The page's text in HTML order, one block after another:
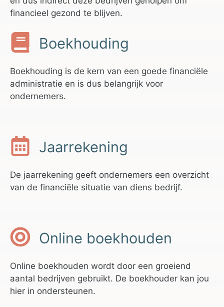
financieel gezond te blijven.
Boekhouding
Boekhouding is de kern van een goede financiële
administratie en is dus belangrijk voor
ondernemers.
Jaarrekening
De jaarrekening geeft ondernemers een overzicht
van de financiële situatie van diens bedrijf.
Online boekhouden
Online boekhouden wordt door een groeiend
aantal bedrijven gebruikt. De boekhouder kan jou
hier in ondersteunen.